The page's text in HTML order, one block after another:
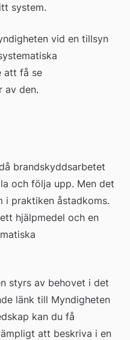
system.
vid en tillsyn
att få se
av den.
brandskyddsarbetet
och följa upp. Men det
i praktiken åstadkoms.
hjälpmedel och en
styrs av behovet i det
länk till Myndigheten
kan du få
att beskriva i en